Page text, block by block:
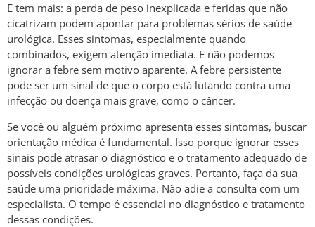
E tem mais: a perda de peso inexplicada e feridas que não
cicatrizam podem apontar para problemas sérios de saúde
urológica. Esses sintomas, especialmente quando
combinados, exigem atenção imediata. E não podemos
ignorar a febre sem motivo aparente. A febre persistente
pode ser um sinal de que o corpo está lutando contra uma
infecção ou doença mais grave, como o câncer.
Se você ou alguém próximo apresenta esses sintomas, buscar
orientação médica é fundamental. Isso porque ignorar esses
sinais pode atrasar o diagnóstico e o tratamento adequado de
possíveis condições urológicas graves. Portanto, faça da sua
saúde uma prioridade máxima. Não adie a consulta com um
especialista. O tempo é essencial no diagnóstico e tratamento
dessas condições.